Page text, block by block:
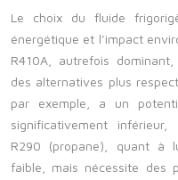
Le choix du fluide
énergétique et l’impact
R410A, autrefois
des alternatives plus
par exemple, a un
significativement
R290 (propane), quant à
faible, mais nécessite des